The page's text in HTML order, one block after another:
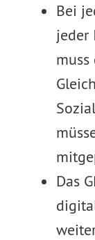
Bei
jeder
muss
Das